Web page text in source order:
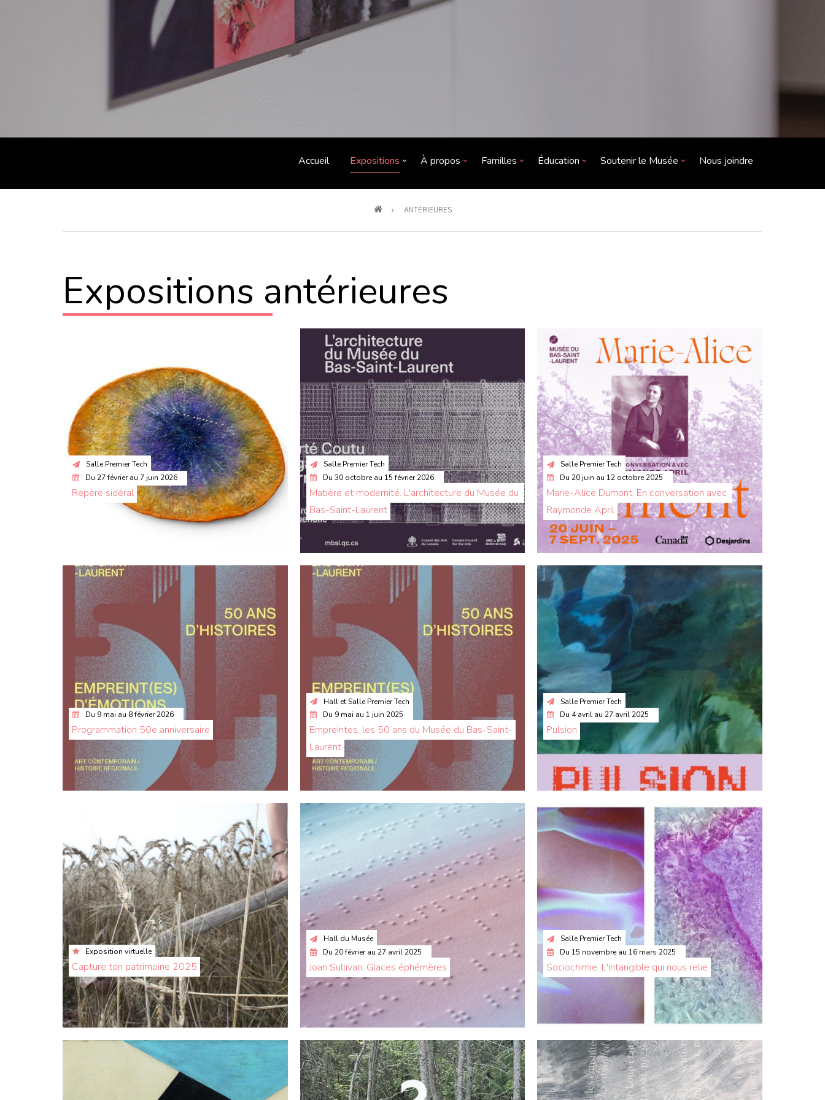
Accueil Expositions À propos Familles Éducation Soutenir le Musée Nous joindre
ANTÉRIEURES
expositions antérieures
Salle Premier Tech
Du 27 févrierau 7 juin 2026
Repère sidéral
Salle Premier Tech
Du 30 octobreau 15 février 2026
Matière et modernité. L'architecture du Musée du
Bas-Saint-Laurent
Salle Premier Tech
Du20 juin au 12 octobre 2025
Marie-Alice Dumont. En conversation avec
Raymonde April
Du 9 mai au 8 février 2026
Programmation 50e anniversaire
Hall et Salle Premier Tech
Du 9 mai au 1 juin 2025
Empreintes, les 50 ans du Musée du Bas-Saint-
Laurent
Salle Premier Tech
Du 4 avril au27 avril 2025
Pulsion
Exposition virtuelle
Capture ton patrimoine 2025
Hall du Musée
Du 20 févrierau 27 avril 2025
Joan Sullivan. Glaces éphémères
Salle Premier Tech
Du 15 novembreau 16 mars 2025
Sociochimie. L'intangible qui nous relie